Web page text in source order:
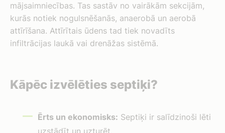
mājsaimniecības. Tas sastāv no vairākām sekcijām,
kurās notiek nogulsnēšanās, anaerobā un aerobā
attīrīšana. Attīrītais ūdens tad tiek novadīts
infiltrācijas laukā vai drenāžas sistēmā.
Kāpēc izvēlēties septiķi?
Ērts un ekonomisks: Septiķi ir salīdzinoši lēti
uzstādīt un uzturēt.